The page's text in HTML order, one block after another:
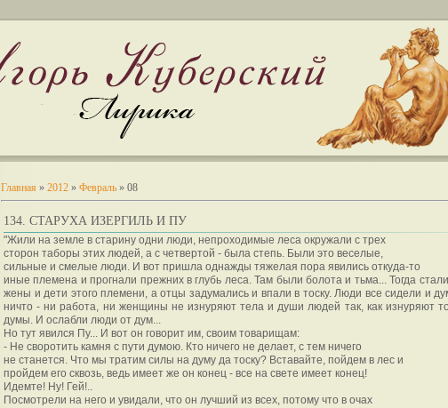
Главная » 2012 » Февраль » 08
134. СТАРУХА ИЗЕРГИЛЬ И ПУ
"Жили на земле в старину одни люди, непроходимые леса окружали с трех
сторон таборы этих людей, а с четвертой - была степь. Были это веселые,
сильные и смелые люди. И вот пришла однажды тяжелая пора явились откуда-то
иные племена и прогнали прежних в глубь леса. Там были болота и тьма... Тогда
жены и дети этого племени, а отцы задумались и впали в тоску. Люди все сидели и
ничто - ни работа, ни женщины не изнуряют тела и души людей так, как изнуряют
думы. И ослабли люди от дум...
Но тут явился Пу... И вот он говорит им, своим товарищам:
- Не своротить камня с пути думою. Кто ничего не делает, с тем ничего
не станется. Что мы тратим силы на думу да тоску? Вставайте, пойдем в лес и
пройдем его сквозь, ведь имеет же он конец - все на свете имеет конец!
Идемте! Ну! Гей!..
Посмотрели на него и увидали, что он лучший из всех, потому что в очах